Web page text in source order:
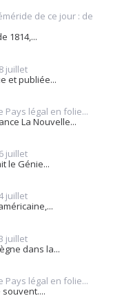
de ce jour : de
1814,...
juillet
et publiée...
Pays légal en folie...
La Nouvelle...
juillet
le Génie...
juillet
juillet
dans la...
Pays légal en folie...
souvent....